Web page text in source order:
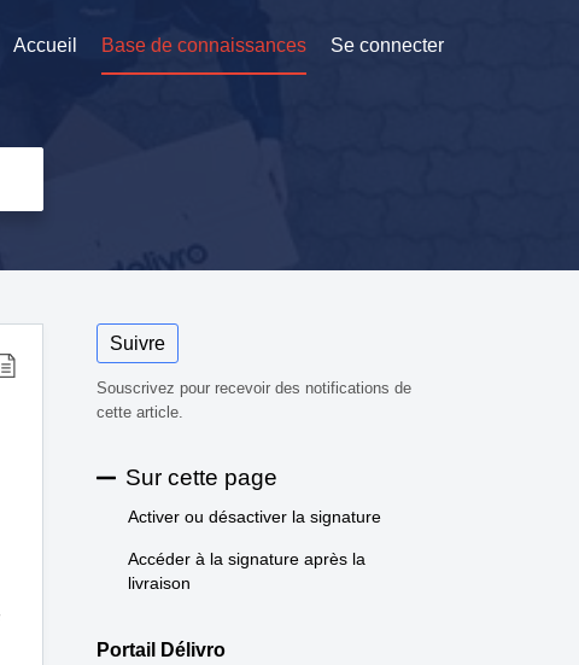
Accueil Base de connaissances Se connecter
Suivre
Souscrivez pour recevoir des notifications de
cette article.
Sur cette page
Activer ou désactiver la signature
Accéder à la signature après la
livraison
Portail Délivro